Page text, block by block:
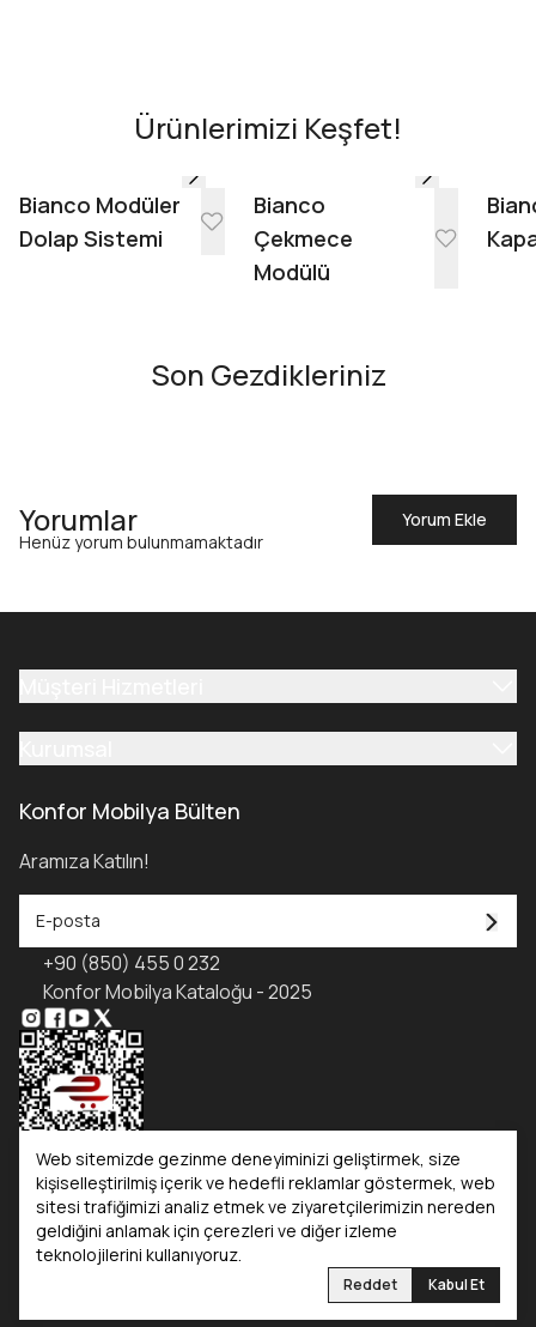
Web sitemizde gezinme deneyiminizi geliştirmek, size
kişiselleştirilmiş içerik ve hedefli reklamlar göstermek, web
sitesi trafiğimizi analiz etmek ve ziyaretçilerimizin nereden
geldiğini anlamak için çerezleri ve diğer izleme
teknolojilerini kullanıyoruz.
Reddet Kabul Et
Evinde Gör + AR
Ürünlerimizi Keşfet!
Bianco Modüler
Dolap Sistemi
Bianco
Çekmece
Modülü
Son Gezdikleriniz
Yorumlar
Yorum Ekle
Henüz yorum bulunmamaktadır
Kataloglar
Konfor Mobilya Konfor Yatak
Konfor Mobilya Bülten
Aramıza Katılın!
+90 (850) 455 0 232
Konfor Mobilya Kataloğu - 2025
©2025 Tüm Hakları Saklıdır. Konfor Mobilya | Reliefers Digital